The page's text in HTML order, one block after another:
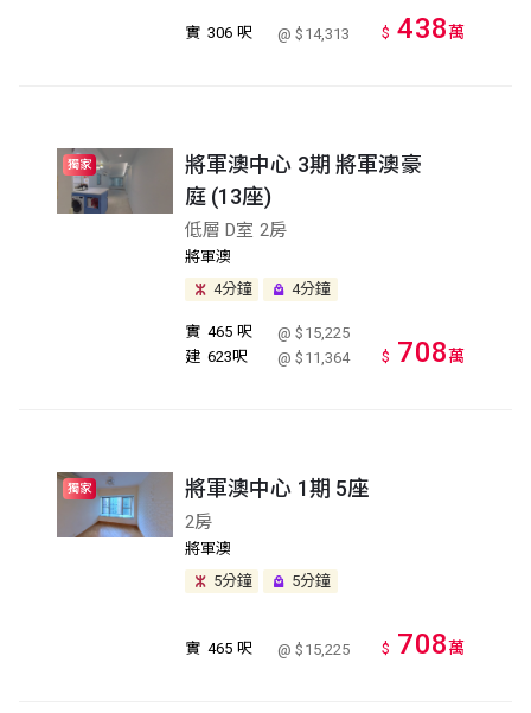
實 306 呎 @ $14,313 $ 438萬
獨家
將軍澳中心 3期 將軍澳豪
庭 (13座)
低層 D室 2房
將軍澳
4分鐘
4分鐘
實 465 呎
@ $15,225
建 623呎 @ $11,364 $ 708萬
獨家 將軍澳中心 1期 5座
2房
將軍澳
5分鐘
5分鐘
實 465 呎 @ $15,225 $ 708萬